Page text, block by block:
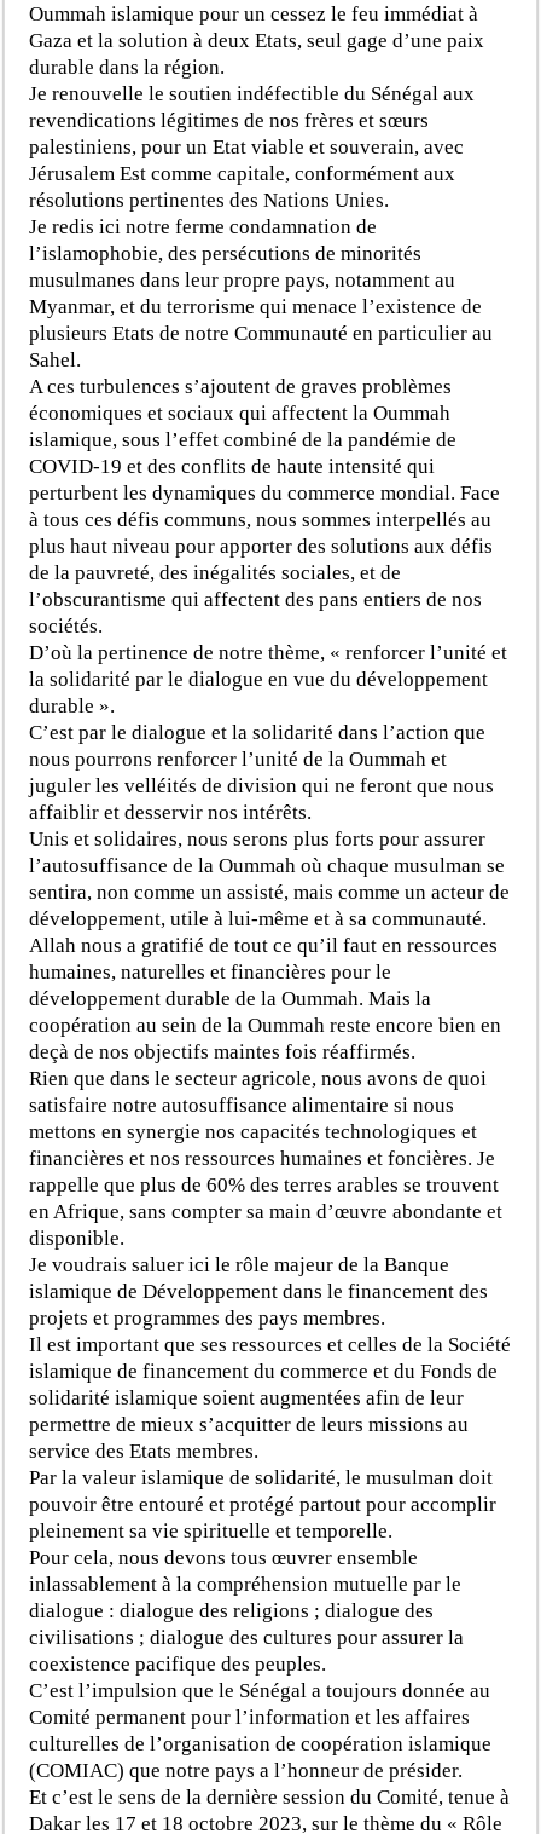
Oummah islamique pour un cessez le feu immédiat à
Gaza et la solution à deux Etats, seul gage d’une paix
durable dans la région.
Je renouvelle le soutien indéfectible du Sénégal aux
revendications légitimes de nos frères et sœurs
palestiniens, pour un Etat viable et souverain, avec
Jérusalem Est comme capitale, conformément aux
résolutions pertinentes des Nations Unies.
Je redis ici notre ferme condamnation de
l’islamophobie, des persécutions de minorités
musulmanes dans leur propre pays, notamment au
Myanmar, et du terrorisme qui menace l’existence de
plusieurs Etats de notre Communauté en particulier au
Sahel.
A ces turbulences s’ajoutent de graves problèmes
économiques et sociaux qui affectent la Oummah
islamique, sous l’effet combiné de la pandémie de
COVID-19 et des conflits de haute intensité qui
perturbent les dynamiques du commerce mondial. Face
à tous ces défis communs, nous sommes interpellés au
plus haut niveau pour apporter des solutions aux défis
de la pauvreté, des inégalités sociales, et de
l’obscurantisme qui affectent des pans entiers de nos
sociétés.
D’où la pertinence de notre thème, « renforcer l’unité et
la solidarité par le dialogue en vue du développement
durable ».
C’est par le dialogue et la solidarité dans l’action que
nous pourrons renforcer l’unité de la Oummah et
juguler les velléités de division qui ne feront que nous
affaiblir et desservir nos intérêts.
Unis et solidaires, nous serons plus forts pour assurer
l’autosuffisance de la Oummah où chaque musulman se
sentira, non comme un assisté, mais comme un acteur de
développement, utile à lui-même et à sa communauté.
Allah nous a gratifié de tout ce qu’il faut en ressources
humaines, naturelles et financières pour le
développement durable de la Oummah. Mais la
coopération au sein de la Oummah reste encore bien en
deçà de nos objectifs maintes fois réaffirmés.
Rien que dans le secteur agricole, nous avons de quoi
satisfaire notre autosuffisance alimentaire si nous
mettons en synergie nos capacités technologiques et
financières et nos ressources humaines et foncières. Je
rappelle que plus de 60% des terres arables se trouvent
en Afrique, sans compter sa main d’œuvre abondante et
disponible.
Je voudrais saluer ici le rôle majeur de la Banque
islamique de Développement dans le financement des
projets et programmes des pays membres.
Il est important que ses ressources et celles de la Société
islamique de financement du commerce et du Fonds de
solidarité islamique soient augmentées afin de leur
permettre de mieux s’acquitter de leurs missions au
service des Etats membres.
Par la valeur islamique de solidarité, le musulman doit
pouvoir être entouré et protégé partout pour accomplir
pleinement sa vie spirituelle et temporelle.
Pour cela, nous devons tous œuvrer ensemble
inlassablement à la compréhension mutuelle par le
dialogue : dialogue des religions ; dialogue des
civilisations ; dialogue des cultures pour assurer la
coexistence pacifique des peuples.
C’est l’impulsion que le Sénégal a toujours donnée au
Comité permanent pour l’information et les affaires
culturelles de l’organisation de coopération islamique
(COMIAC) que notre pays a l’honneur de présider.
Et c’est le sens de la dernière session du Comité, tenue à
Dakar les 17 et 18 octobre 2023, sur le thème du « Rôle